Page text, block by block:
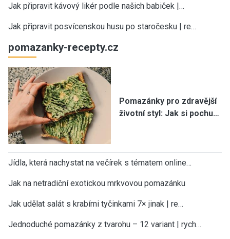
Jak připravit kávový likér podle našich babiček |…
Jak připravit posvícenskou husu po staročesku | re…
pomazanky-recepty.cz
Pomazánky pro zdravější
životní styl: Jak si pochu…
Jídla, která nachystat na večírek s tématem online…
Jak na netradiční exotickou mrkvovou pomazánku
Jak udělat salát s krabími tyčinkami 7× jinak | re…
Jednoduché pomazánky z tvarohu – 12 variant | rych…